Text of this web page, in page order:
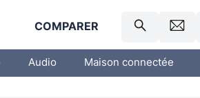
COMPARER
Audio Maison connectée